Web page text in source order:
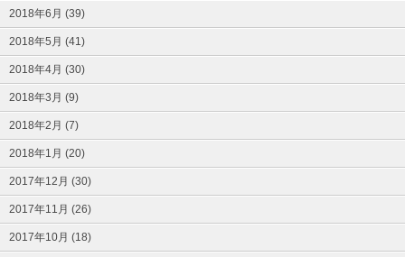
2018年6月 (39)
2018年5月 (41)
2018年4月 (30)
2018年3月 (9)
2018年2月 (7)
2018年1月 (20)
2017年12月 (30)
2017年11月 (26)
2017年10月 (18)